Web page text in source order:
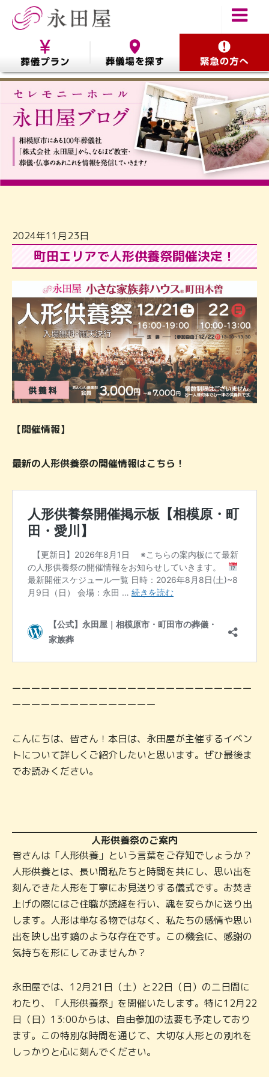
2024年11月23日
町田エリアで人形供養祭開催決定！
【開催情報】
最新の人形供養祭の開催情報はこちら！
ーーーーーーーーーーーーーーーーーーーーーーーーー
ーーーーーーーーーーーーーーー
こんにちは、皆さん！本日は、永田屋が主催するイベン
トについて詳しくご紹介したいと思います。ぜひ最後ま
でお読みください。
人形供養祭のご案内
皆さんは「人形供養」という言葉をご存知でしょうか？
人形供養とは、長い間私たちと時間を共にし、思い出を
刻んできた人形を丁寧にお見送りする儀式です。お焚き
上げの際にはご住職が読経を行い、魂を安らかに送り出
します。人形は単なる物ではなく、私たちの感情や思い
出を映し出す鏡のような存在です。この機会に、感謝の
気持ちを形にしてみませんか？
永田屋では、12月21日（土）と22日（日）の二日間に
わたり、「人形供養祭」を開催いたします。特に12月22
日（日）13:00からは、自由参加の法要も予定しており
ます。この特別な時間を通じて、大切な人形との別れを
しっかりと心に刻んでください。